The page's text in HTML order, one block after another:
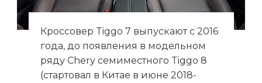
Кроссовер Tiggo 7 выпускают с 2016
года, до появления в модельном
ряду Chery семиместного Tiggo 8
(стартовал в Китае в июне 2018-